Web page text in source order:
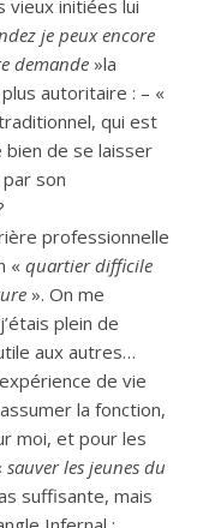
vieux initiées lui
je peux encore
demande »la
autoritaire : – «
qui est
bien de se laisser
son
professionnelle
« quartier difficile
». On me
plein de
aux autres…
de vie
la fonction,
moi, et pour les
sauver les jeunes du
suffisante, mais